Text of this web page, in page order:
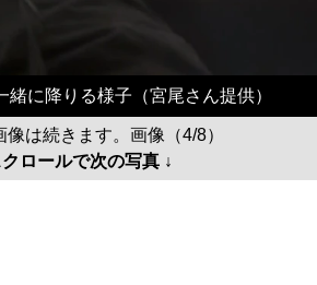
に降りる様子（宮尾さん提供）
像は続きます。画像（4/8）
クロールで次の写真 ↓